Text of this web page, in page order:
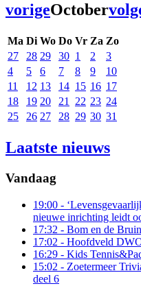
vorigeOctober
Ma Di Wo Do Vr Za Zo
27
28 29 30 1 2
3
4
5 6 7 8 9
10
11
12 13 14 15 16 17
18
19 20 21 22 23 24
25
26 27 28 29 30 31
Laatste nieuws
Vandaag
19:00 -
nieuwe inrichting leidt
17:32 - Bom en de
17:02 - Hoofdveld
16:29 - Kids
15:02 - Zoetermeer
deel 6